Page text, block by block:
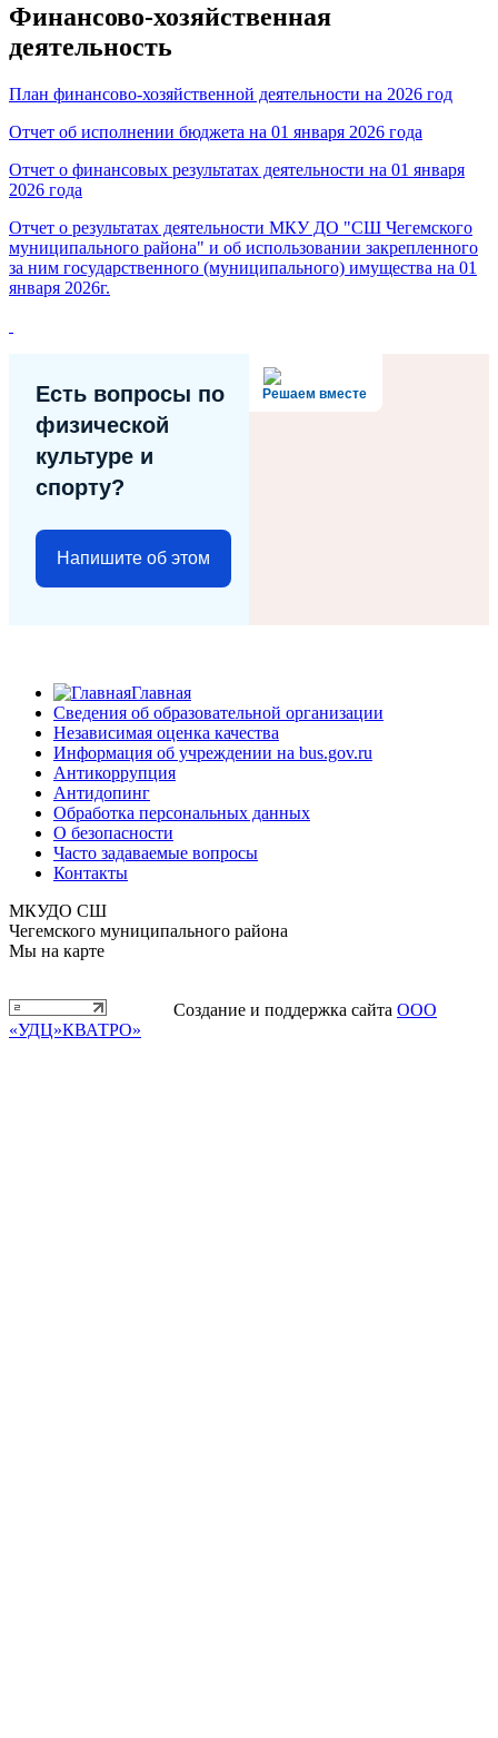
Финансово-хозяйственная
деятельность
План финансово-хозяйственной деятельности на 2026 год
Отчет об исполнении бюджета на 01 января 2026 года
Отчет о финансовых результатах деятельности на 01 января
2026 года
Отчет о результатах деятельности МКУ ДО "СШ Чегемского
муниципального района" и об использовании закрепленного
за ним государственного (муниципального) имущества на 01
января 2026г.
Решаем вместе
Есть вопросы по
физической
культуре и
спорту?
Напишите об этом
Главная
Сведения об образовательной организации
Независимая оценка качества
Информация об учреждении на bus.gov.ru
Антикоррупция
Антидопинг
Обработка персональных данных
О безопасности
Часто задаваемые вопросы
Контакты
МКУДО СШ
Чегемского муниципального района
Мы на карте
Создание и поддержка сайта ООО
«УДЦ»КВАТРО»